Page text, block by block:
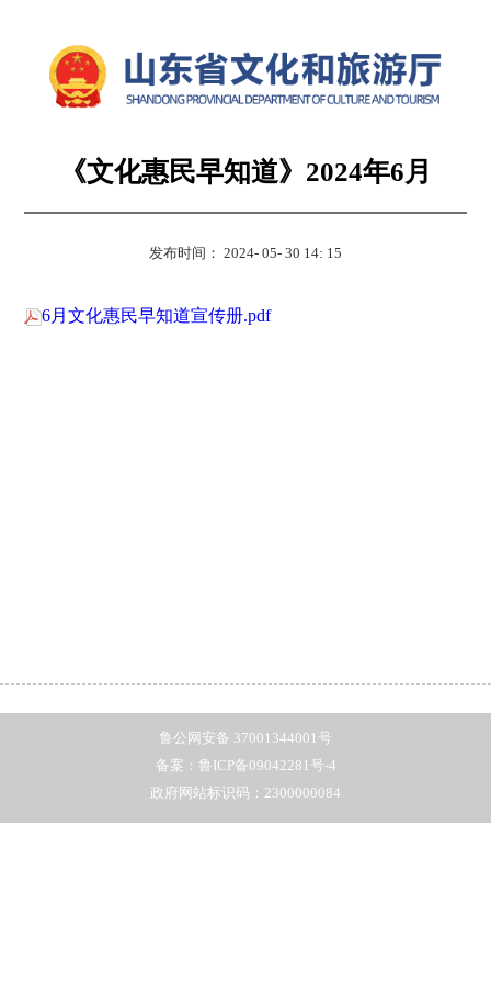
《文化惠民早知道》2024年6月
发布时间： 2024- 05- 30 14: 15
6月文化惠民早知道宣传册.pdf
鲁公网安备 37001344001号
备案：鲁ICP备09042281号-4
政府网站标识码：2300000084